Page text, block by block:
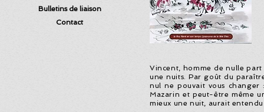
Vincent, homme de nulle part
une nuits. Par goût du
nul ne pouvait vous changer
Mazarin et peut-être même
mieux une nuit, aurait
Bulletins de liaison
Contact